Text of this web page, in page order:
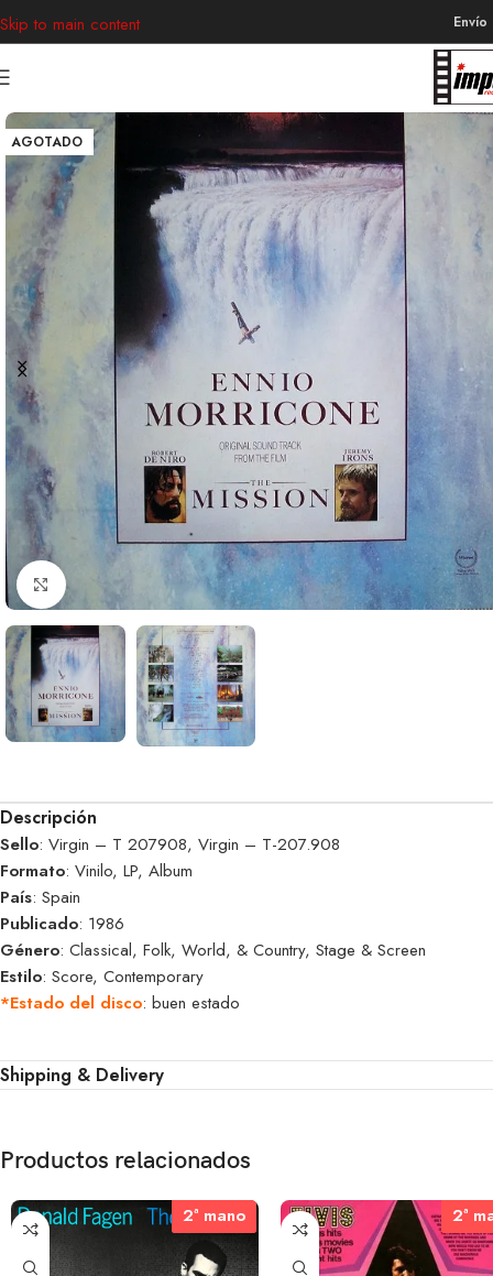
Skip to main content
AGOTADO
Clic para ampliar
Descripción
Sello: Virgin – T 207908, Virgin – T-207.908
Formato: Vinilo, LP, Album
País: Spain
Publicado: 1986
Género: Classical, Folk, World, & Country, Stage & Screen
Estilo: Score, Contemporary
*Estado del disco: buen estado
Shipping & Delivery
Productos relacionados
2ª mano
2ª mano 2ª
2ª